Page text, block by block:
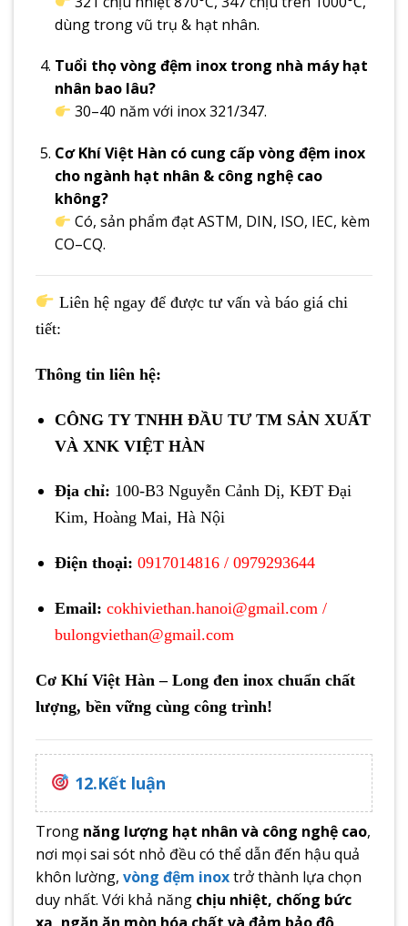
dùng trong vũ trụ & hạt nhân.
Tuổi thọ vòng đệm inox trong nhà máy hạt
nhân bao lâu?
30–40 năm với inox 321/347.
Cơ Khí Việt Hàn có cung cấp vòng đệm inox
cho ngành hạt nhân & công nghệ cao
không?
Có, sản phẩm đạt ASTM, DIN, ISO, IEC, kèm
CO–CQ.
Liên hệ ngay để được tư vấn và báo giá chi
tiết:
Thông tin liên hệ:
CÔNG TY TNHH ĐẦU TƯ TM SẢN XUẤT
VÀ XNK VIỆT HÀN
Địa chỉ: 100-B3 Nguyễn Cảnh Dị, KĐT Đại
Kim, Hoàng Mai, Hà Nội
Điện thoại: 0917014816/ 0979293644
Email: cokhiviethan.hanoi@gmail.com /
bulongviethan@gmail.com
Cơ Khí Việt Hàn – Long đen inox chuẩn chất
lượng, bền vững cùng công trình!
12.Kết luận
Trong năng lượng hạt nhân và công nghệ cao,
nơi mọi sai sót nhỏ đều có thể dẫn đến hậu quả
khôn lường, vòng đệm inoxtrở thành lựa chọn
duy nhất. Với khả năng chịu nhiệt, chống bức
xạ, ngăn ăn mòn hóa chất và đảm bảo độ